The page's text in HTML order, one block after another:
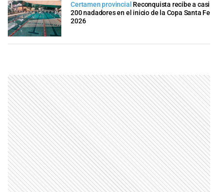
Certamen provincial Reconquista recibe a casi
200 nadadores en el inicio de la Copa Santa Fe
2026